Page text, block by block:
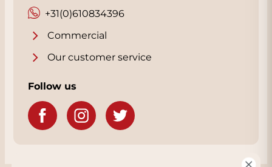
+31(0)610834396
Commercial
Our customer service
Follow us